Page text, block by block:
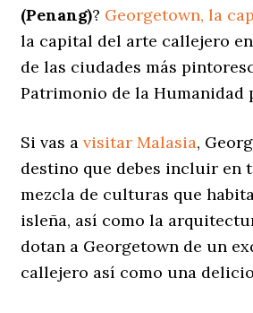
(Penang)? Georgetown, la
la capital del arte callejero
de las ciudades más
Patrimonio de la Humanidad
Si vas avisitar Malasia,
destino que debes incluir en
mezcla de culturas que
isleña, así como la
dotan a Georgetown de un
callejero así como una